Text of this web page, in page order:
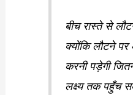
बीच रास्ते से
क्योंकि लौटने
करनी पड़ेगी
लक्ष्य तक पहुँच